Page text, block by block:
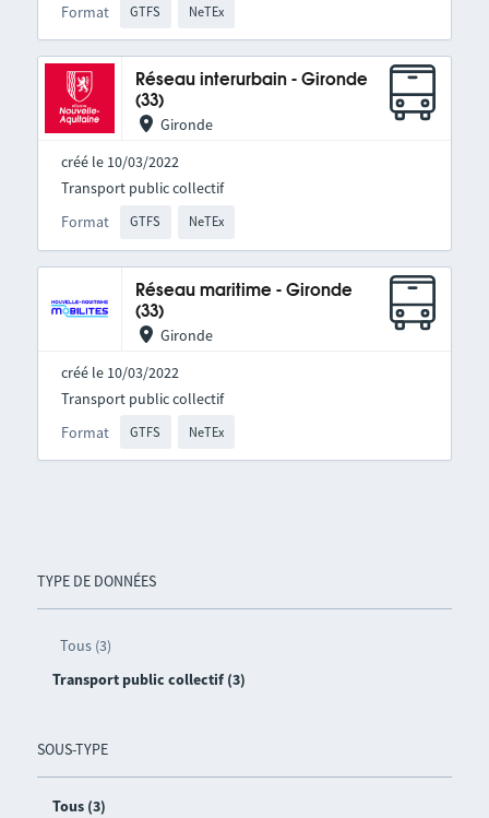
TYPE DE DONNÉES
Tous (3)
Transport public collectif (3)
SOUS-TYPE
Tous (3)
Format GTFS NeTEx
Réseau interurbain - Gironde
(33)
Gironde
créé le 10/03/2022
Format GTFS NeTEx
Transport public collectif
Réseau maritime - Gironde
(33)
Gironde
créé le 10/03/2022
Format GTFS NeTEx
Transport public collectif